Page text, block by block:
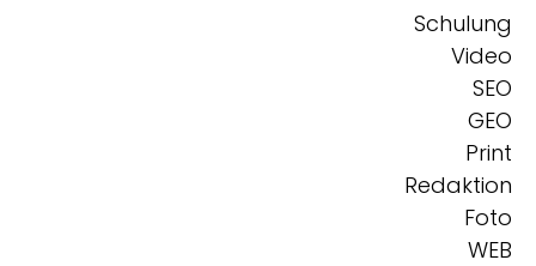
Schulung
Video
SEO
GEO
Print
Redaktion
Foto
WEB